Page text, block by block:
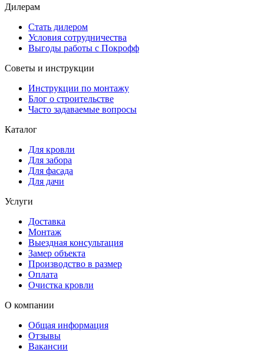
Дилерам
Стать дилером
Условия сотрудничества
Выгоды работы с Покрофф
Советы и инструкции
Инструкции по монтажу
Блог о строительстве
Часто задаваемые вопросы
Каталог
Для кровли
Для забора
Для фасада
Для дачи
Услуги
Доставка
Монтаж
Выездная консультация
Замер объекта
Производство в размер
Оплата
Очистка кровли
О компании
Общая информация
Отзывы
Вакансии